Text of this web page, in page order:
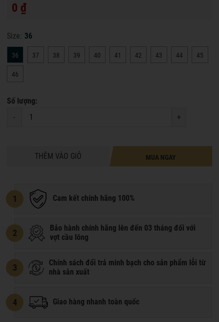
0 ₫
Size: 36
36 37 38 39 40 41 42 43 44 45
46
Số lượng:
-
+
THÊM VÀO GIỎ MUA NGAY
1 Cam kết chính hãng 100%
2
Bảo hành chính hãng lên đến 03 tháng đối với
vợt cầu lông
3
Chính sách đổi trả minh bạch cho sản phẩm lỗi từ
nhà sản xuất
4 Giao hàng nhanh toàn quốc